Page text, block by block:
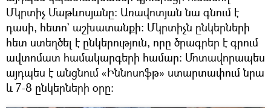
Մկրտիչ Մաթևոսյանը։ Առավոտյան նա գնում է
դասի, հետո` աշխատանքի։ Մկրտիչն ընկերների
հետ ստեղծել է ընկերություն, որը ծրագրեր է գրում
ավտոմատ համակարգերի համար։ Մոտավորապես
այդպես է անցնում «Իննոսոֆթ» ստարտափում նրա
և 7-8 ընկերների օրը։